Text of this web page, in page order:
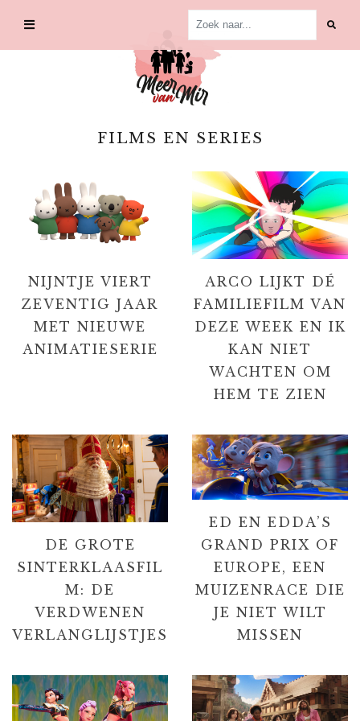
FILMS EN SERIES
NIJNTJE VIERT
ZEVENTIG JAAR
MET NIEUWE
ANIMATIESERIE
ARCO LIJKT DÉ
FAMILIEFILM VAN
DEZE WEEK EN IK
KAN NIET
WACHTEN OM
HEM TE ZIEN
DE GROTE
SINTERKLAASFIL
M: DE
VERDWENEN
VERLANGLIJSTJES
ED EN EDDA’S
GRAND PRIX OF
EUROPE, EEN
MUIZENRACE DIE
JE NIET WILT
MISSEN